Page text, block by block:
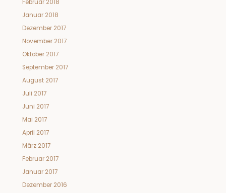
Februar 2018
Januar 2018
Dezember 2017
November 2017
Oktober 2017
September 2017
August 2017
Juli 2017
Juni 2017
Mai 2017
April 2017
März 2017
Februar 2017
Januar 2017
Dezember 2016